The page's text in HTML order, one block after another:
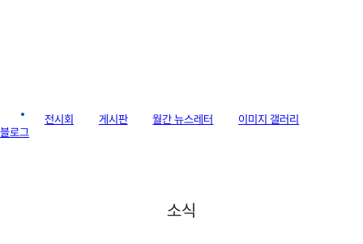
전시회 게시판 월간 뉴스레터
이미지 갤러리
블로그
소식